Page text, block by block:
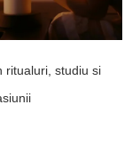
ritualuri, studiu si